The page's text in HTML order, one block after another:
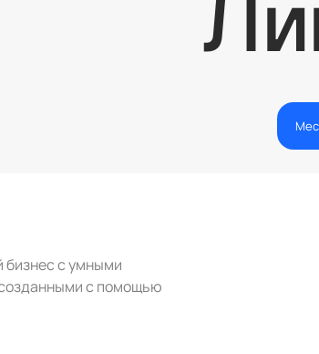
бизнес с умными
с помощью